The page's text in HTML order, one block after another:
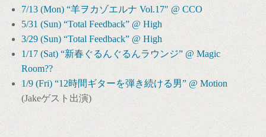
7/13 (Mon) “羊ヲカゾエルナ Vol.17″ @ CCO
5/31 (Sun) “Total Feedback” @ High
3/29 (Sun) “Total Feedback” @ High
1/17 (Sat) “新春ぐるんぐるんラウンジ” @ Magic
Room??
1/9 (Fri) “12時間ギターを弾き続ける男” @ Motion
(Jakeゲスト出演)